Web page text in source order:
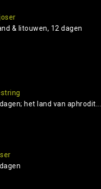
& litouwen, 12 dagen
het land van aphrodit...